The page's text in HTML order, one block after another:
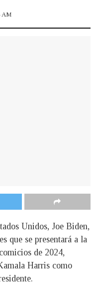
AM
Unidos, Joe Biden,
que se presentará a la
de 2024,
Harris como